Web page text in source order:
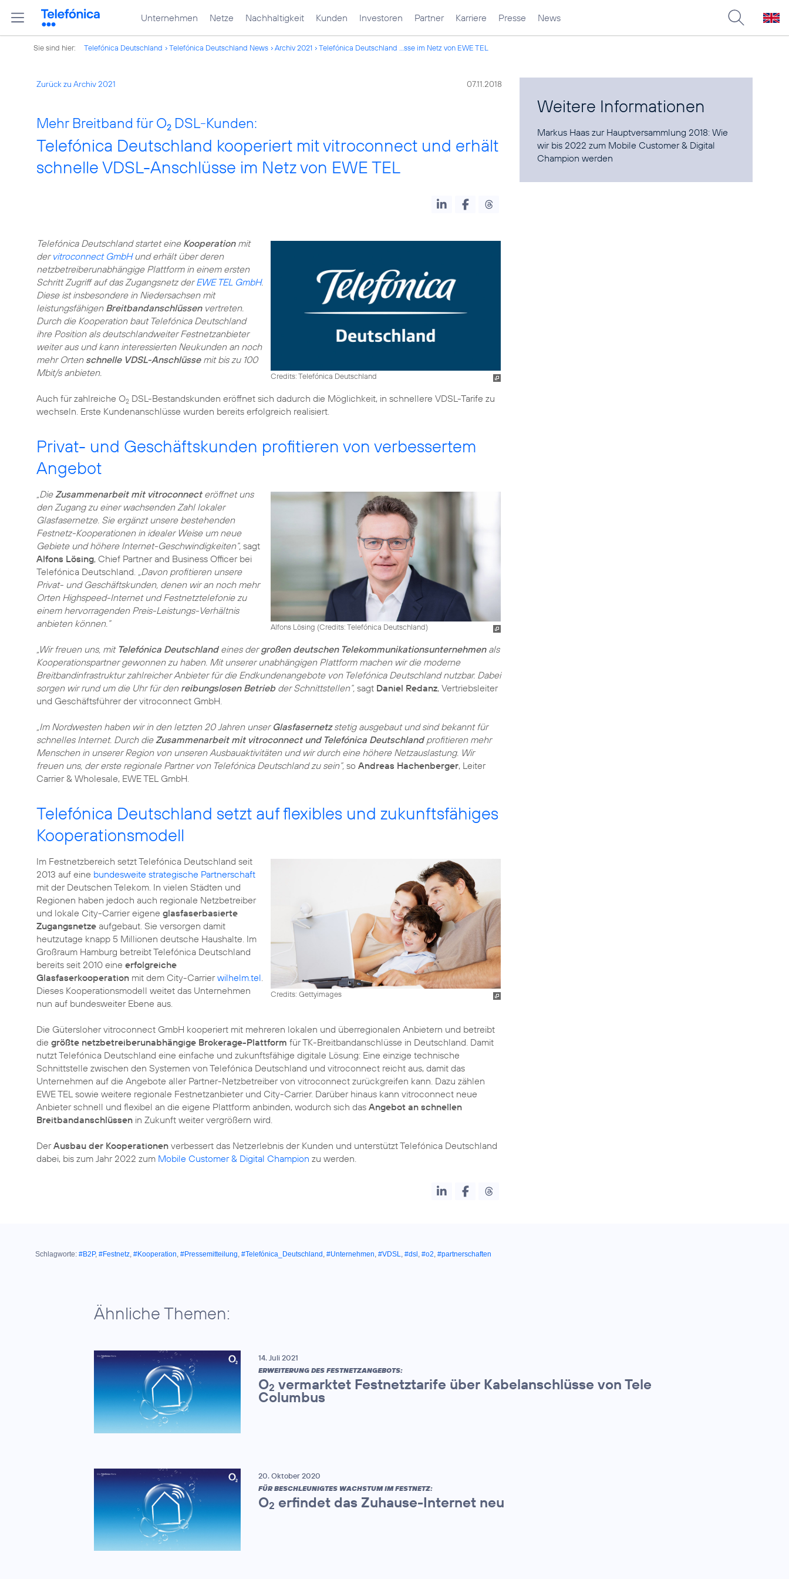
Unternehmen Netze Nachhaltigkeit Kunden Investoren Partner Karriere Presse News
Sie sind hier: Telefónica Deutschland Telefónica Deutschland News Archiv 2021 Telefónica Deutschland ...sse im Netz von EWE TEL
Zurück zu Archiv 2021 07.11.2018
Mehr Breitband für O2 DSL-Kunden:
Telefónica Deutschland kooperiert mit vitroconnect und erhält
schnelle VDSL-Anschlüsse im Netz von EWE TEL
Credits: Telefónica Deutschland
Telefónica Deutschland startet eine Kooperationmit
der vitroconnect GmbHund erhält über deren
netzbetreiberunabhängige Plattform in einem ersten
Schritt Zugriff auf das Zugangsnetz derEWE TEL GmbH.
Diese ist insbesondere in Niedersachsen mit
leistungsfähigen Breitbandanschlüssenvertreten.
Durch die Kooperation baut Telefónica Deutschland
ihre Position als deutschlandweiter Festnetzanbieter
weiter aus und kann interessierten Neukunden an noch
mehr Orten schnelle VDSL-Anschlüssemit bis zu 100
Mbit/s anbieten.
Auch für zahlreiche O2 DSL-Bestandskunden eröffnet sich dadurch die Möglichkeit, in schnellere VDSL-Tarife zu
wechseln. Erste Kundenanschlüsse wurden bereits erfolgreich realisiert.
Privat- und Geschäftskunden profitieren von verbessertem
Angebot
Alfons Lösing (Credits: Telefónica Deutschland)
„DieZusammenarbeit mit vitroconnecteröffnet uns
den Zugang zu einer wachsenden Zahl lokaler
Glasfasernetze. Sie ergänzt unsere bestehenden
Festnetz-Kooperationen in idealer Weise um neue
Gebiete und höhere Internet-Geschwindigkeiten“, sagt
Alfons Lösing, Chief Partner and Business Officer bei
Telefónica Deutschland. „Davon profitieren unsere
Privat- und Geschäftskunden, denen wir an noch mehr
Orten Highspeed-Internet und Festnetztelefonie zu
einem hervorragenden Preis-Leistungs-Verhältnis
anbieten können.“
„Wir freuen uns, mit Telefónica Deutschlandeines dergroßen deutschen Telekommunikationsunternehmenals
Kooperationspartner gewonnen zu haben. Mit unserer unabhängigen Plattform machen wir die moderne
Breitbandinfrastruktur zahlreicher Anbieter für die Endkundenangebote von Telefónica Deutschland nutzbar. Dabei
sorgen wir rund um die Uhr für den reibungslosen Betrieb der Schnittstellen“, sagt Daniel Redanz, Vertriebsleiter
und Geschäftsführer der vitroconnect GmbH.
„Im Nordwesten haben wir in den letzten 20 Jahren unser Glasfasernetzstetig ausgebaut und sind bekannt für
schnelles Internet. Durch dieZusammenarbeit mit vitroconnect und Telefónica Deutschlandprofitieren mehr
Menschen in unserer Region von unseren Ausbauaktivitäten und wir durch eine höhere Netzauslastung. Wir
freuen uns, der erste regionale Partner von Telefónica Deutschland zu sein“, so Andreas Hachenberger, Leiter
Carrier & Wholesale, EWE TEL GmbH.
Telefónica Deutschland setzt auf flexibles und zukunftsfähiges
Kooperationsmodell
Credits: Gettyimages
Im Festnetzbereich setzt Telefónica Deutschland seit
2013 auf eine bundesweite strategische Partnerschaft
mit der Deutschen Telekom. In vielen Städten und
Regionen haben jedoch auch regionale Netzbetreiber
und lokale City-Carrier eigene glasfaserbasierte
Zugangsnetze aufgebaut. Sie versorgen damit
heutzutage knapp 5 Millionen deutsche Haushalte. Im
Großraum Hamburg betreibt Telefónica Deutschland
bereits seit 2010 eine erfolgreiche
Glasfaserkooperation mit dem City-Carrierwilhelm.tel.
Dieses Kooperationsmodell weitet das Unternehmen
nun auf bundesweiter Ebene aus.
Die Gütersloher vitroconnect GmbH kooperiert mit mehreren lokalen und überregionalen Anbietern und betreibt
die größte netzbetreiberunabhängige Brokerage-Plattform für TK-Breitbandanschlüsse in Deutschland. Damit
nutzt Telefónica Deutschland eine einfache und zukunftsfähige digitale Lösung: Eine einzige technische
Schnittstelle zwischen den Systemen von Telefónica Deutschland und vitroconnect reicht aus, damit das
Unternehmen auf die Angebote aller Partner-Netzbetreiber von vitroconnect zurückgreifen kann. Dazu zählen
EWE TEL sowie weitere regionale Festnetzanbieter und City-Carrier. Darüber hinaus kann vitroconnect neue
Anbieter schnell und flexibel an die eigene Plattform anbinden, wodurch sich das Angebot an schnellen
Breitbandanschlüssen in Zukunft weiter vergrößern wird.
DerAusbau der Kooperationen verbessert das Netzerlebnis der Kunden und unterstützt Telefónica Deutschland
dabei, bis zum Jahr 2022 zum Mobile Customer & Digital Champion zu werden.
Weitere Informationen
Markus Haas zur Hauptversammlung 2018:Wie
wir bis 2022 zum Mobile Customer & Digital
Champion werden
Schlagworte: #B2P, #Festnetz, #Kooperation, #Pressemitteilung, #Telefónica_Deutschland , #Unternehmen, #VDSL, #dsl , #o2, #partnerschaften
Ähnliche Themen:
14. Juli 2021
ERWEITERUNG DES FESTNETZANGEBOTS:
O2 vermarktet Festnetztarife über Kabelanschlüsse von Tele
Columbus
20. Oktober 2020
FÜR BESCHLEUNIGTES WACHSTUM IM FESTNETZ:
O2 erfindet das Zuhause-Internet neu